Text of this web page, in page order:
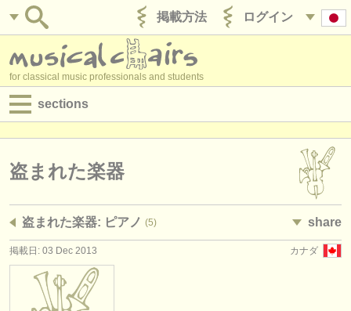
ログイン
掲載方法
for classical music professionals and students
sections
求人情報 (演奏関係の職)
求人情報 (管理者関連の職)
degree courses
講習会
盗まれた楽器
盗まれた楽器: ピアノ (5) share
カナダ
掲載日: 03 Dec 2013